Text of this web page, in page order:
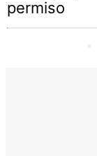
permiso